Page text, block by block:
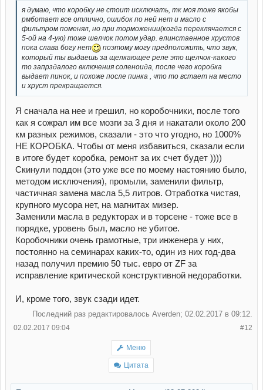
я думаю, что коробку не стоит исключать, тк моя тоже якобы
рмботает все отлично, ошибок по ней нет и масло с
фильтром поменял, но при торможении(когда переклячается с
5-ой на 4-ую) тоже шелчок потом удар. елинстаенное хрустов
пока слава богу нет
поэтому могу предположить, что звук,
который ты выдаешь за щелкающее реле это щелчок-какого
то запрздалого включения соленоида, после чего коробка
выдает пинок, и похоже после пинка , что то встает на место
и хруст прекращается.
Я сначала на нее и грешил, но коробочники, после того
как я сожрал им все мозги за 3 дня и накатали около 200
км разных режимов, сказали - это что угодно, но 1000%
НЕ КОРОБКА. Чтобы от меня избавиться, сказали если
в итоге будет коробка, ремонт за их счет будет ))))
Скинули поддон (это уже все по моему настоянию было,
методом исключения), промыли, заменили фильтр,
частичная замена масла 5,5 литров. Отработка чистая,
крупного мусора нет, на магнитах мизер.
Заменили масла в редукторах и в торсене - тоже все в
порядке, уровень был, масло не убитое.
Коробочники очень грамотные, три инженера у них,
постоянно на семинарах каких-то, один из них год-два
назад получил премию 50 тыс. евро от ZF за
исправление критической конструктивной недоработки.
И, кроме того, звук сзади идет.
Последний раз редактировалось Averden; 02.02.2017 в 09:12
#12
02.02.2017 09:04
Меню
Цитата